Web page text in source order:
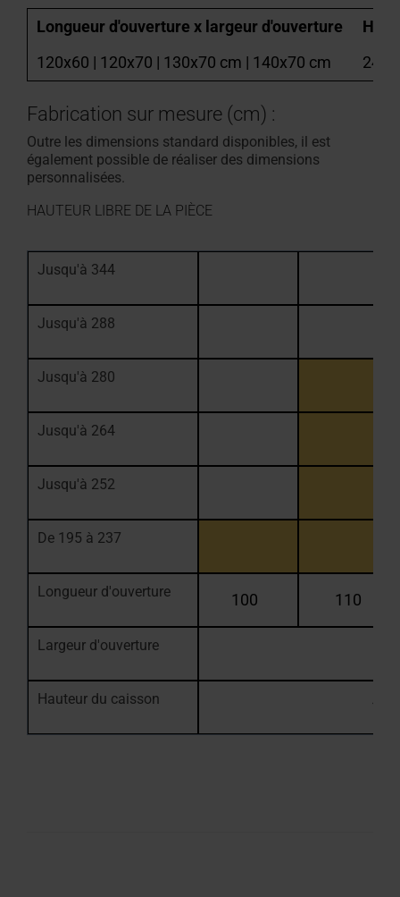
Longueur d'ouverture x largeur d'ouverture
120x60 | 120x70 | 130x70 cm | 140x70 cm
240
Fabrication sur mesure (cm) :
Outre les dimensions standard disponibles, il est
également possible de réaliser des dimensions
personnalisées.
HAUTEUR LIBRE DE LA PIÈCE
Jusqu'à 344
Jusqu'à 288
Jusqu'à 280
Jusqu'à 264
Jusqu'à 252
De 195 à 237
Longueur d'ouverture 100 110
Largeur d'ouverture
Hauteur du caisson